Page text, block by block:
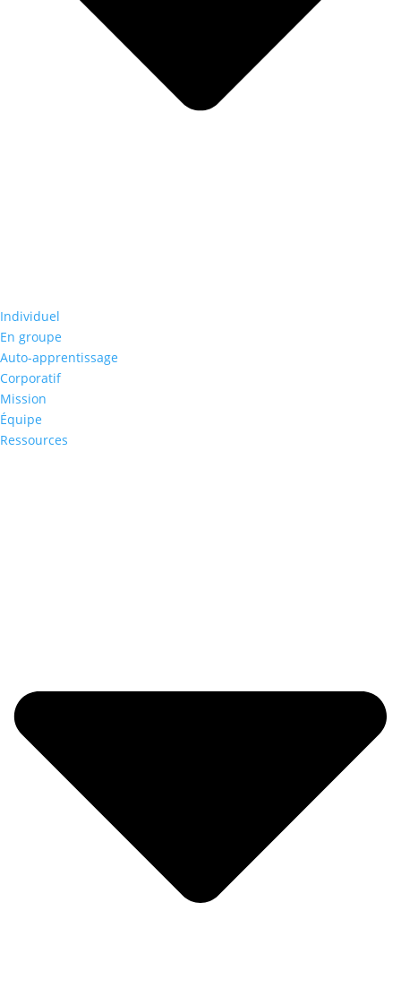
Individuel
En groupe
Auto-apprentissage
Corporatif
Mission
Équipe
Ressources